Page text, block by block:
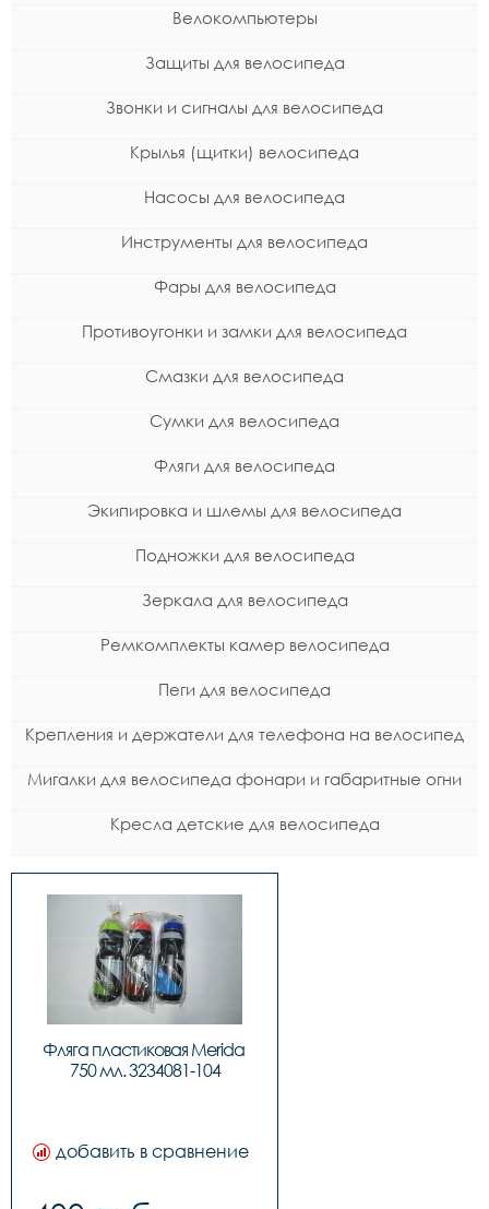
Велокомпьютеры
Защиты для велосипеда
Звонки и сигналы для велосипеда
Крылья (щитки) велосипеда
Насосы для велосипеда
Инструменты для велосипеда
Фары для велосипеда
Противоугонки и замки для велосипеда
Смазки для велосипеда
Сумки для велосипеда
Фляги для велосипеда
Экипировка и шлемы для велосипеда
Подножки для велосипеда
Зеркала для велосипеда
Ремкомплекты камер велосипеда
Пеги для велосипеда
Крепления и держатели для телефона на велосипед
Мигалки для велосипеда фонари и габаритные огни
Кресла детские для велосипеда
Фляга пластиковая Merida
750 мл. 3234081-104
добавить в сравнение